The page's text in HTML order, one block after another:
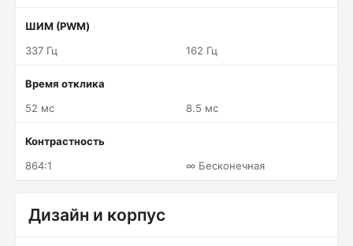
ШИМ (PWM)
337 Гц
162 Гц
Время отклика
52 мс
8.5 мс
Контрастность
864:1
∞ Бесконечная
Дизайн и корпус